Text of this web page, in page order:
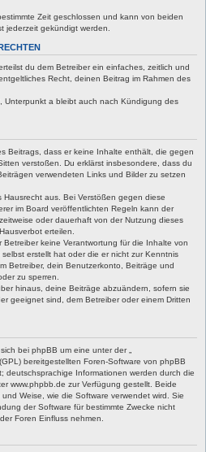
Zeit geschlossen und kann von beiden
jederzeit gekündigt werden.
du dem Betreiber ein einfaches, zeitlich und
Recht, deinen Beitrag im Rahmen des
Unterpunkt a bleibt auch nach Kündigung des
Beitrags, dass er keine Inhalte enthält, die gegen
verstoßen. Du erklärst insbesondere, dass du
verwendeten Links und Bilder zu setzen
aus. Bei Verstößen gegen diese
im Board veröffentlichten Regeln kann der
oder dauerhaft von der Nutzung dieses
erteilen.
Betreiber keine Verantwortung für die Inhalte von
erstellt hat oder die er nicht zur Kenntnis
Betreiber, dein Benutzerkonto, Beiträge und
zu sperren.
hinaus, deine Beiträge abzuändern, sofern sie
geeignet sind, dem Betreiber oder einem Dritten
bei phpBB um eine unter der „
(GPL) bereitgestellten Foren-Software von phpBB
deutschsprachige Informationen werden durch die
www.phpbb.de zur Verfügung gestellt. Beide
Weise, wie die Software verwendet wird. Sie
der Software für bestimmte Zwecke nicht
Foren Einfluss nehmen.